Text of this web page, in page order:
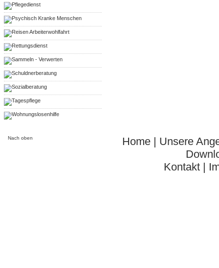
Pflegedienst
Psychisch Kranke Menschen
Reisen Arbeiterwohlfahrt
Rettungsdienst
Sammeln - Verwerten
Schuldnerberatung
Sozialberatung
Tagespflege
Wohnungslosenhilfe
Nach oben Home | Unsere
Kontakt|